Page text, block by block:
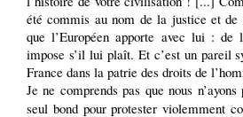
été commis au nom de la justice et
que l’Européen apporte avec lui : de
impose s’il lui plaît. Et c’est un pareil
France dans la patrie des droits de
Je ne comprends pas que nous
seul bond pour protester violemment